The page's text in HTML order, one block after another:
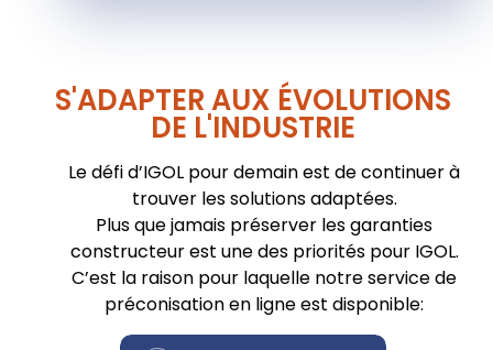
S'ADAPTER AUX ÉVOLUTIONS
DE L'INDUSTRIE
Le défi d’IGOL pour demain est de continuer à
trouver les solutions adaptées.
Plus que jamais préserver les garanties
constructeur est une des priorités pour IGOL.
C’est la raison pour laquelle notre service de
préconisation en ligne est disponible: